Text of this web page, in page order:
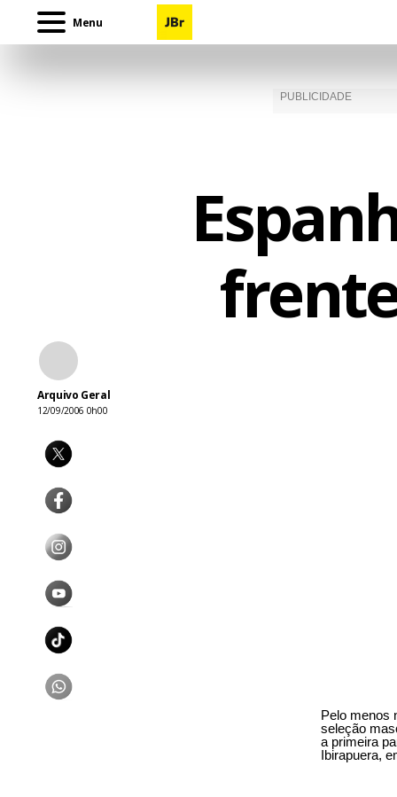
Menu
Arquivo Geral
12/09/2006 0h00
Pelo menos
seleção
a primeira
Ibirapuera,